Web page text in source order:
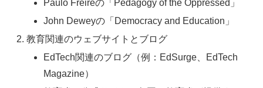
Paulo Freireの「Pedagogy of the Oppressed」
John Deweyの「Democracy and Education」
教育関連のウェブサイトとブログ
EdTech関連のブログ（例：EdSurge、EdTech
Magazine）